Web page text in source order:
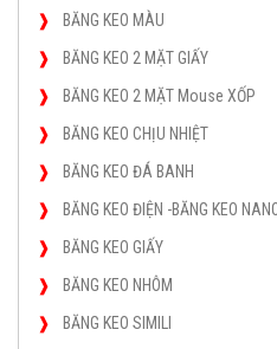
BĂNG KEO MÀU
BĂNG KEO 2 MẶT GIẤY
BĂNG KEO 2 MẶT Mouse XỐP
BĂNG KEO CHỊU NHIỆT
BĂNG KEO ĐÁ BANH
BĂNG KEO ĐIỆN -BĂNG KEO
BĂNG KEO GIẤY
BĂNG KEO NHÔM
BĂNG KEO SIMILI